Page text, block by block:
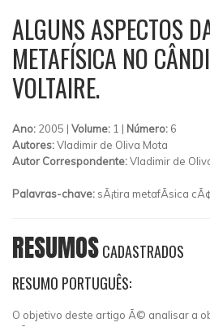
ALGUNS ASPECTOS
METAFÍSICA NO
VOLTAIRE.
Ano: 2005 | Volume: 1 | Número: 6
Autores:Vladimir de Oliva Mota
Autor Correspondente:Vladimir de
Palavras-chave: sÃ¡tira metafÃ­sica
RESUMOSCADASTRADOS
RESUMO PORTUGUÊS:
O objetivo deste artigo Ã© analisar a